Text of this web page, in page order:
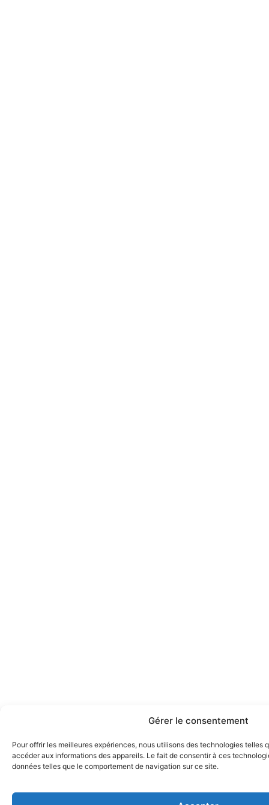
Gérer le consentement
Pour offrir les meilleures expériences, nous utilisons des technologies telles
accéder aux informations des appareils. Le fait de consentir à ces
données telles que le comportement de navigation sur ce site.